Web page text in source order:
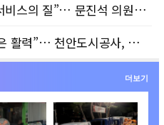
석 의원, ‘공무원 노동권 보호 4법’ 전격 …
공사, 제6기 대학생 SNS 서포터즈 발대
더보기